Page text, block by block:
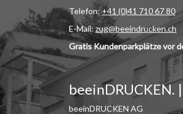
Telefon:+41 (0)41 710 67 80
E-Mail: zug@beeindrucken.ch
Gratis Kundenparkplätze vor
beeinDRUCKEN.
beeinDRUCKEN AG